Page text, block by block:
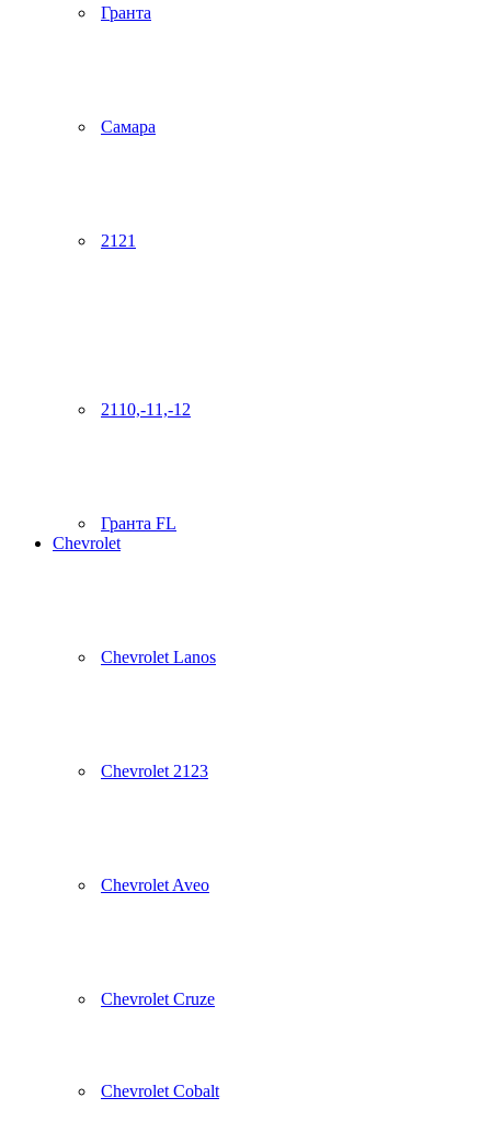
Гранта
Самара
2121
2110,-11,-12
Гранта FL
Chevrolet
Chevrolet Lanos
Chevrolet 2123
Chevrolet Aveo
Chevrolet Cruze
Chevrolet Cobalt